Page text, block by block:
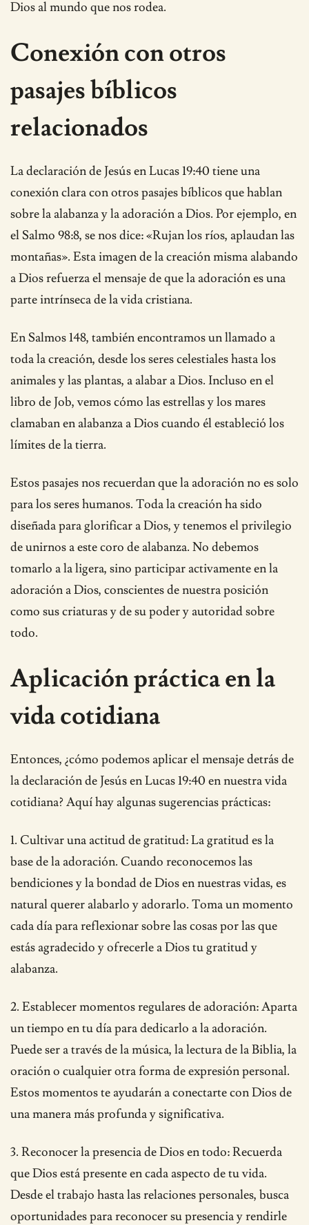
Dios al mundo que nos rodea.
Conexión con otros
pasajes bíblicos
relacionados
La declaración de Jesús en Lucas 19:40 tiene una
conexión clara con otros pasajes bíblicos que hablan
sobre la alabanza y la adoración a Dios. Por ejemplo, en
el Salmo 98:8, se nos dice: «Rujan los ríos, aplaudan las
montañas». Esta imagen de la creación misma alabando
a Dios refuerza el mensaje de que la adoración es una
parte intrínseca de la vida cristiana.
En Salmos 148, también encontramos un llamado a
toda la creación, desde los seres celestiales hasta los
animales y las plantas, a alabar a Dios. Incluso en el
libro de Job, vemos cómo las estrellas y los mares
clamaban en alabanza a Dios cuando él estableció los
límites de la tierra.
Estos pasajes nos recuerdan que la adoración no es solo
para los seres humanos. Toda la creación ha sido
diseñada para glorificar a Dios, y tenemos el privilegio
de unirnos a este coro de alabanza. No debemos
tomarlo a la ligera, sino participar activamente en la
adoración a Dios, conscientes de nuestra posición
como sus criaturas y de su poder y autoridad sobre
todo.
Aplicación práctica en la
vida cotidiana
Entonces, ¿cómo podemos aplicar el mensaje detrás de
la declaración de Jesús en Lucas 19:40 en nuestra vida
cotidiana? Aquí hay algunas sugerencias prácticas:
1. Cultivar una actitud de gratitud: La gratitud es la
base de la adoración. Cuando reconocemos las
bendiciones y la bondad de Dios en nuestras vidas, es
natural querer alabarlo y adorarlo. Toma un momento
cada día para reflexionar sobre las cosas por las que
estás agradecido y ofrecerle a Dios tu gratitud y
alabanza.
2. Establecer momentos regulares de adoración: Aparta
un tiempo en tu día para dedicarlo a la adoración.
Puede ser a través de la música, la lectura de la Biblia, la
oración o cualquier otra forma de expresión personal.
Estos momentos te ayudarán a conectarte con Dios de
una manera más profunda y significativa.
3. Reconocer la presencia de Dios en todo: Recuerda
que Dios está presente en cada aspecto de tu vida.
Desde el trabajo hasta las relaciones personales, busca
oportunidades para reconocer su presencia y rendirle